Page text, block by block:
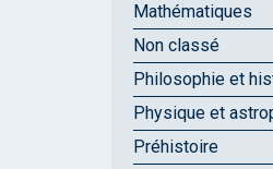
Mathématiques
Non classé
Philosophie et
Physique et
Préhistoire